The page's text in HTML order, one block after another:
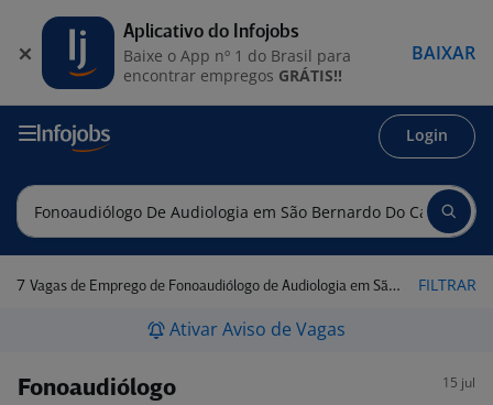
Login
7 Vagas de Emprego de Fonoaudiólogo de Audiologia em São Bernardo do Campo - SP FILTRAR
Ativar Aviso de Vagas
Fonoaudiólogo 15 jul
Aplicativo do Infojobs
Baixe o App nº 1 do Brasil para
encontrar empregos GRÁTIS!!
BAIXAR